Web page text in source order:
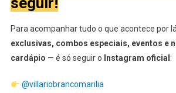
Para acompanhar tudo o que acontece por
exclusivas, combos especiais, eventos e
cardápio — é só seguir o Instagram oficial :
@villariobrancomarilia